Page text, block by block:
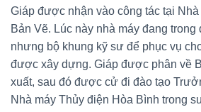
Giáp được nhận vào công tác tại
Bản Vẽ. Lúc này nhà máy đang trong
nhưng bộ khung kỹ sư để phục vụ
được xây dựng. Giáp được phân về
xuất, sau đó được cử đi đào tạo
Nhà máy Thủy điện Hòa Bình trong